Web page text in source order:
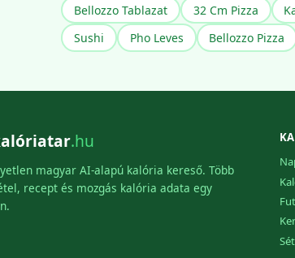
Bellozzo Tablazat 32 Cm Pizza
Sushi
Pho Leves Bellozzo Pizza
.hu
magyar AI-alapú kalória kereső. Több
recept és mozgás kalória adata egy